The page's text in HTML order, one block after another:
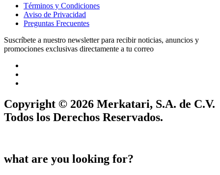
Términos y Condiciones
Aviso de Privacidad
Preguntas Frecuentes
Suscríbete a nuestro newsletter para recibir noticias, anuncios y
promociones exclusivas directamente a tu correo
Copyright © 2026 Merkatari, S.A. de C.V.
Todos los Derechos Reservados.
what are you looking for?